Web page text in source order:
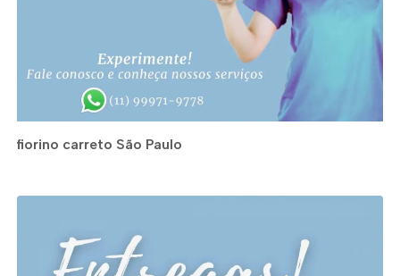
fiorino carreto São Paulo